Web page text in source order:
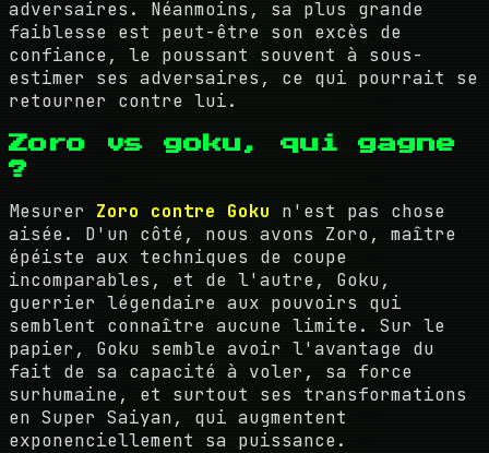
adversaires. Néanmoins, sa plus grande
faiblesse est peut-être son excès de
confiance, le poussant souvent à sous-
estimer ses adversaires, ce qui pourrait se
retourner contre lui.
Zoro vs goku, qui gagne
?
Mesurer Zoro contre Goku n'est pas chose
aisée. D'un côté, nous avons Zoro, maître
épéiste aux techniques de coupe
incomparables, et de l'autre, Goku,
guerrier légendaire aux pouvoirs qui
semblent connaître aucune limite. Sur le
papier, Goku semble avoir l'avantage du
fait de sa capacité à voler, sa force
surhumaine, et surtout ses transformations
en Super Saiyan, qui augmentent
exponenciellement sa puissance.